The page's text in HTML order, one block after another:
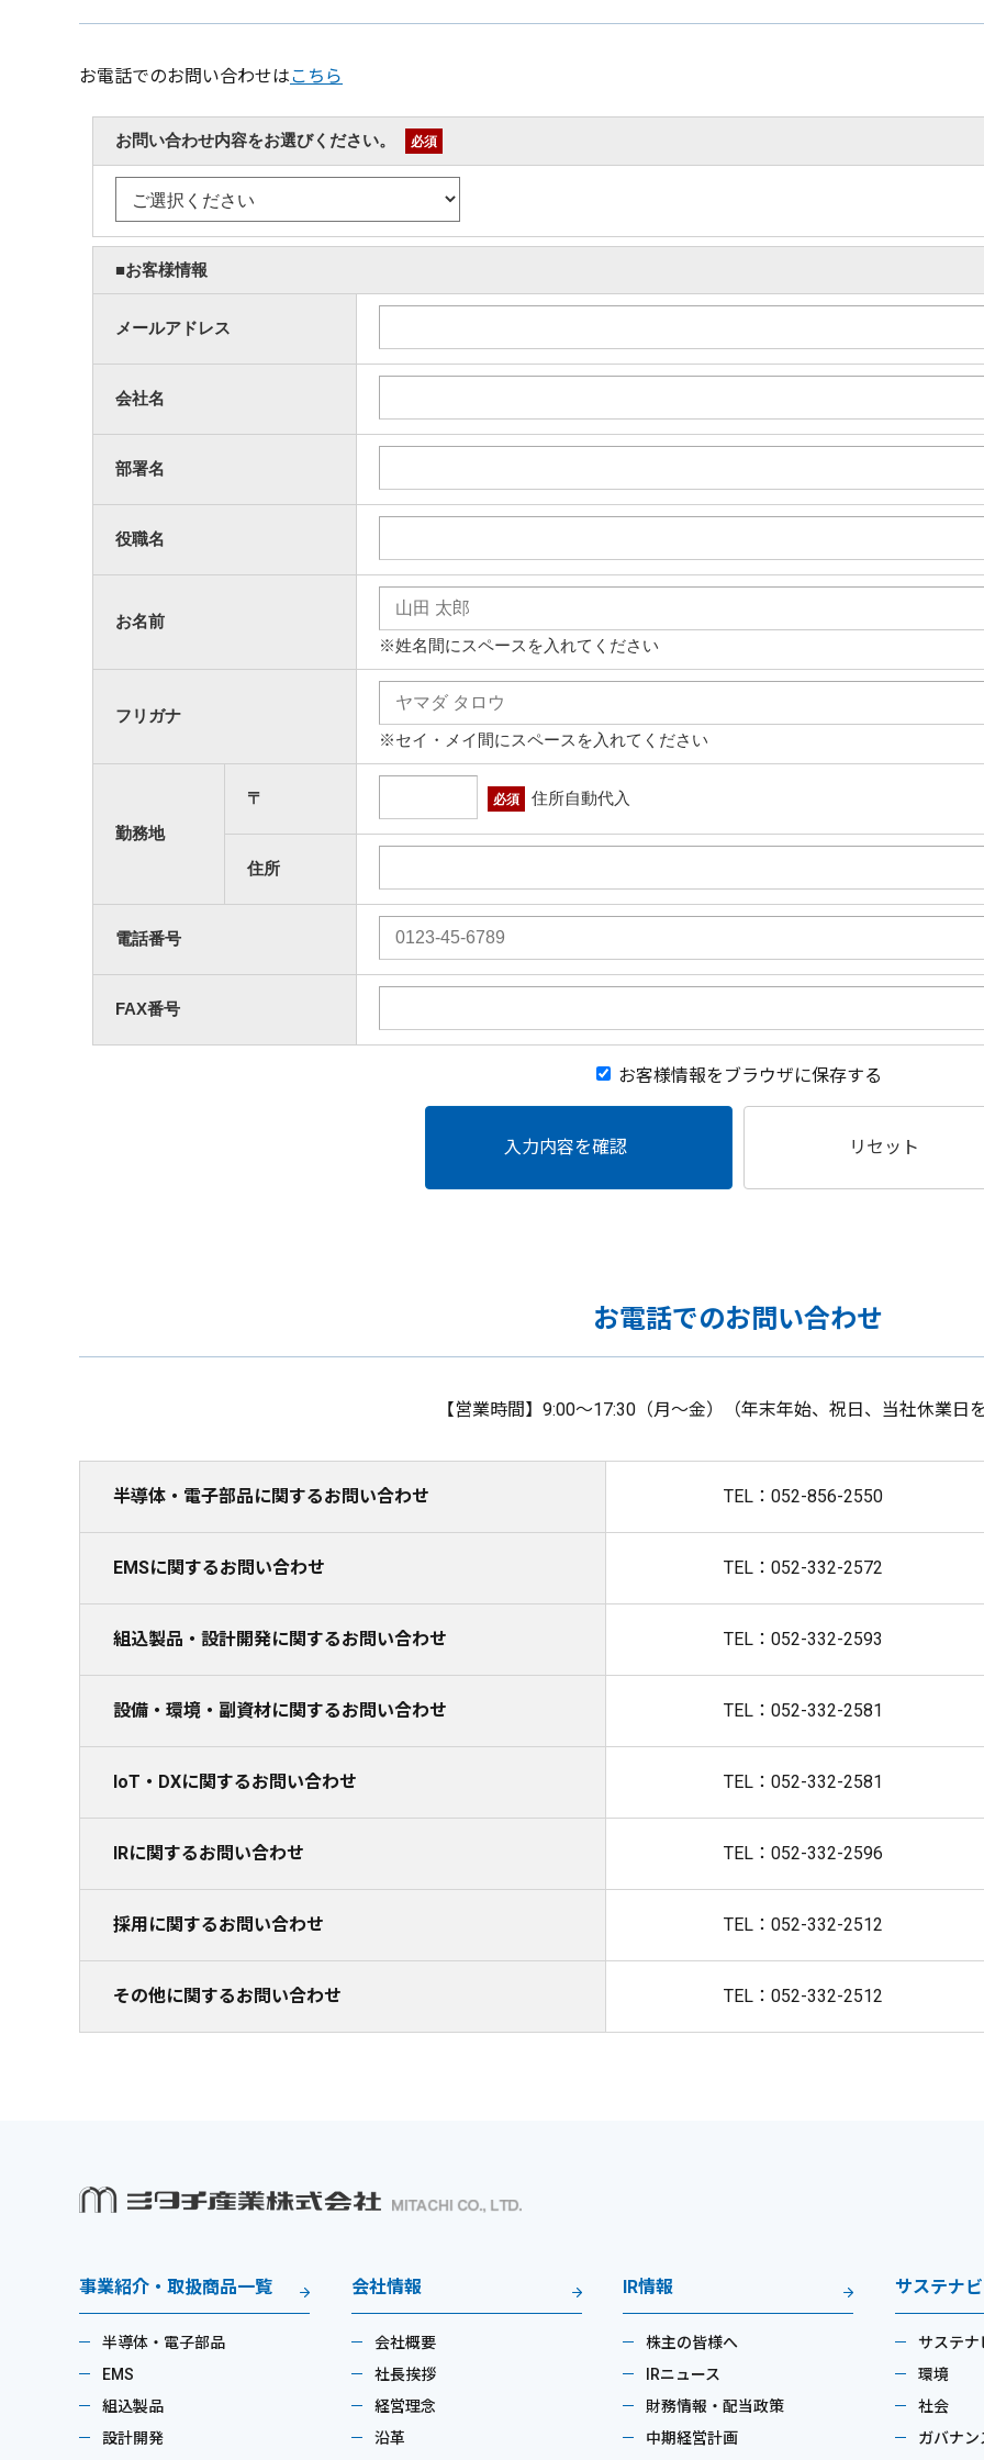
お電話でのお問い合わせはこちら
お問い合わせ内容をお選びください。 必須
■お客様情報
メールアドレス
会社名
部署名
役職名
お名前
※姓名間にスペースを入れてください
フリガナ
※セイ・メイ間にスペースを入れてください
勤務地
〒 必須 住所自動代入
住所
電話番号
FAX番号
お客様情報をブラウザに保存する
入力内容を確認 リセット
お電話でのお問い合わせ
【営業時間】9:00～17:30（月～金）（年末年始、祝日、当社休業日
半導体・電子部品に関するお問い合わせ TEL：052-856-2550
EMSに関するお問い合わせ TEL：052-332-2572
組込製品・設計開発に関するお問い合わせ TEL：052-332-2593
設備・環境・副資材に関するお問い合わせ TEL：052-332-2581
IoT・DXに関するお問い合わせ TEL：052-332-2581
IRに関するお問い合わせ TEL：052-332-2596
採用に関するお問い合わせ TEL：052-332-2512
その他に関するお問い合わせ TEL：052-332-2512
事業紹介・取扱商品一覧
半導体・電子部品
EMS
組込製品
設計開発
会社情報
会社概要
社長挨拶
経営理念
沿革
IR情報
株主の皆様へ
IRニュース
財務情報・配当政策
中期経営計画
サステナ
サステナ
環境
社会
ガバナン